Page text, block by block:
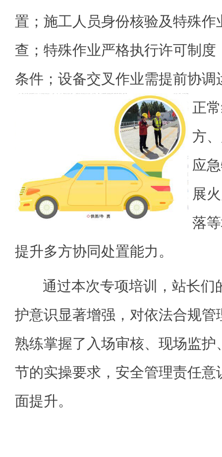
置；施工人员身份核验及特殊
查；特殊作业严格执行许可制
条件；设备交叉作业需提前协
正
方
应
展
落
提升多方协同处置能力。
通过本次专项培训，站长们
护意识显著增强，对依法合规管
熟练掌握了入场审核、现场监护
节的实操要求，安全管理责任意
面提升。